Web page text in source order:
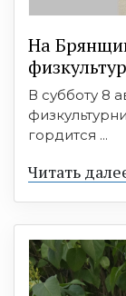
На
В субботу 8
гордится ...
Читать